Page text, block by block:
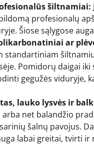
šiltnamiai:
profesionalų
Šiose sąlygose
ar
standartiniam
Pomidorų daigai iki
gegužės viduryje,
lauko lysvės ir
arba net balandžio
šalnų pavojus.
labai greitai, tvirti ir